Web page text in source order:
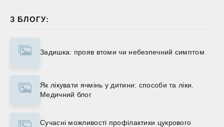
З БЛОГУ:
Задишка: прояв втоми чи небезпечний симптом
Як лікувати ячмінь у дитини: способи та ліки.
Медичний блог
Сучасні можливості профілактики цукрового